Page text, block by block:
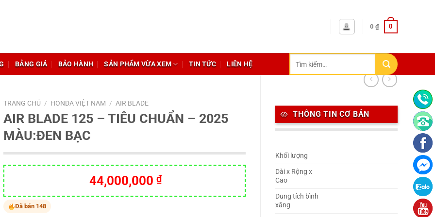
0 ₫ 0
BẢNG GIÁ BẢO HÀNH SẢN PHẨM VỪA XEM TIN TỨC LIÊN HỆ
kiếm:
THÔNG TIN CƠ BẢN
Khối lượng
Dài x Rộng x
Cao
Dung tích bình
xăng
TRANG CHỦ / HONDA VIỆT NAM / AIR BLADE
AIR BLADE 125 – TIÊU CHUẨN – 2025
MÀU:ĐEN BẠC
44,000,000 ₫
Đã bán 148